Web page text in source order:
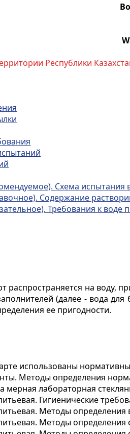
Республики
Схема испытания
Содержание
Требования к
распространяется на воду,
(далее - вода для
ее пригодности.
использованы
Методы определения
мерная лабораторная
Гигиенические
Методы определения
Методы определения